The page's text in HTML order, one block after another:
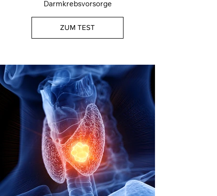
Darmkrebsvorsorge
ZUM TEST